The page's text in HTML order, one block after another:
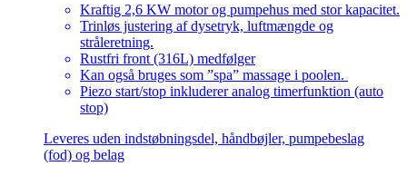
Kraftig 2,6 KW motor og pumpehus med stor kapacitet.
Trinløs justering af dysetryk, luftmængde og
stråleretning.
Rustfri front (316L) medfølger
Kan også bruges som ”spa” massage i poolen.
Piezo start/stop inkluderer analog timerfunktion (auto
stop)
Leveres uden indstøbningsdel, håndbøjler, pumpebeslag
(fod) og belag